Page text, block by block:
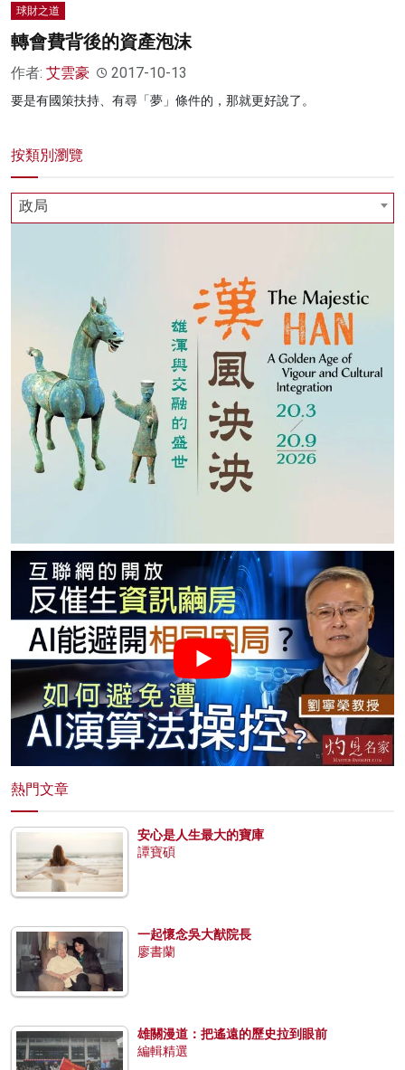
球財之道
轉會費背後的資產泡沫
作者: 艾雲豪 2017-10-13
要是有國策扶持、有尋「夢」條件的，那就更好說了。
按類別瀏覽
政局
熱門文章
安心是人生最大的寶庫
譚寶碩
一起懷念吳大猷院長
廖書蘭
雄關漫道：把遙遠的歷史拉到眼前
編輯精選